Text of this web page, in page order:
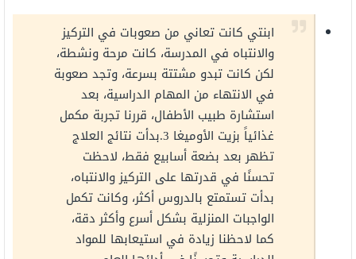
ابنتي كانت تعاني من صعوبات في التركيز
والانتباه في المدرسة، كانت مرحة ونشطة،
لكن كانت تبدو مشتتة بسرعة، وتجد صعوبة
في الانتهاء من المهام الدراسية، بعد
استشارة طبيب الأطفال، قررنا تجربة مكمل
غذائياً بزيت الأوميغا 3.بدأت نتائج العلاج
تظهر بعد بضعة أسابيع فقط، لاحظت
تحسنًا في قدرتها على التركيز والانتباه،
بدأت تستمتع بالدروس أكثر، وكانت تكمل
الواجبات المنزلية بشكل أسرع وأكثر دقة،
كما لاحظنا زيادة في استيعابها للمواد